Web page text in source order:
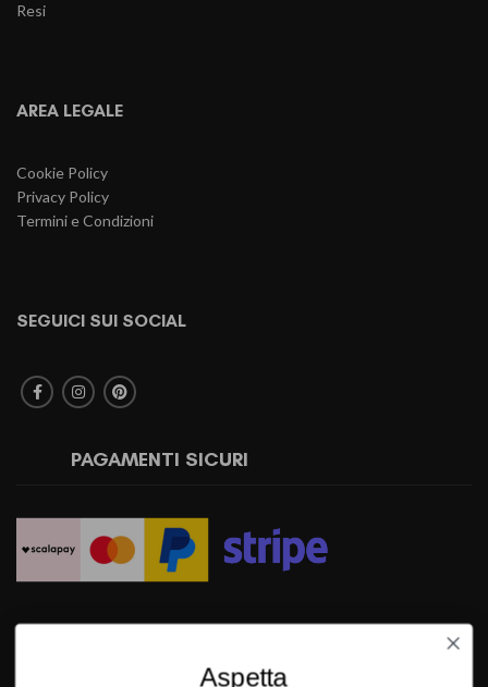
Resi
AREA LEGALE
Cookie Policy
Privacy Policy
Termini e Condizioni
SEGUICI SUI SOCIAL
PAGAMENTI SICURI
Aspetta